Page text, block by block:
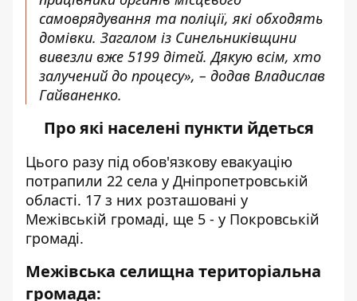
самоврядування та поліції, які обходять
домівки. Загалом із Синельниківщини
вивезли вже 5199 дітей. Дякую всім, хто
залучений до процесу», – додав Владислав
Гайваненко.
Про які населені пункти йдеться
Цього разу під обов'язкову евакуацію
потрапили 22 села у Дніпропетровській
області. 17 з них розташовані у
Межівській громаді, ще 5 - у Покровській
громаді.
Межівська селищна територіальна
громада: